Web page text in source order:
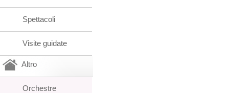
Spettacoli
Visite guidate
Altro
Orchestre